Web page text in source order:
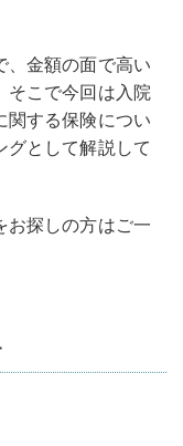
、金額の面で高い
そこで今回は入院
関する保険につい
グとして解説して
お探しの方はご一